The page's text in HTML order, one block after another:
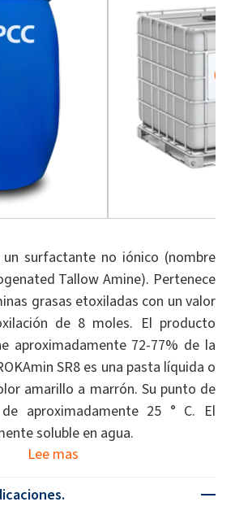
un surfactante no iónico (nombre
Tallow Amine). Pertenece
grasas etoxiladas con un valor
de 8 moles. El producto
aproximadamente 72-77% de la
SR8 es una pasta líquida o
amarillo a marrón. Su punto de
aproximadamente 25 ° C. El
soluble en agua.
Lee mas